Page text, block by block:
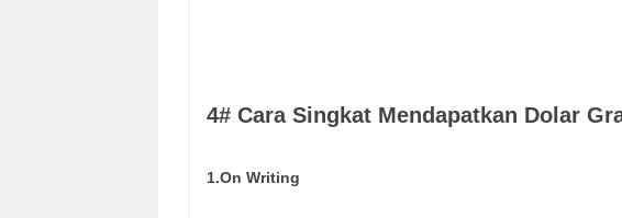
4# Cara Singkat Mendapatkan Dolar
1.On Writing